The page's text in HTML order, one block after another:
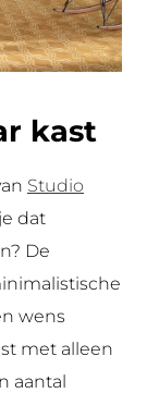
kast
Studio
dat
De
wens
met alleen
aantal